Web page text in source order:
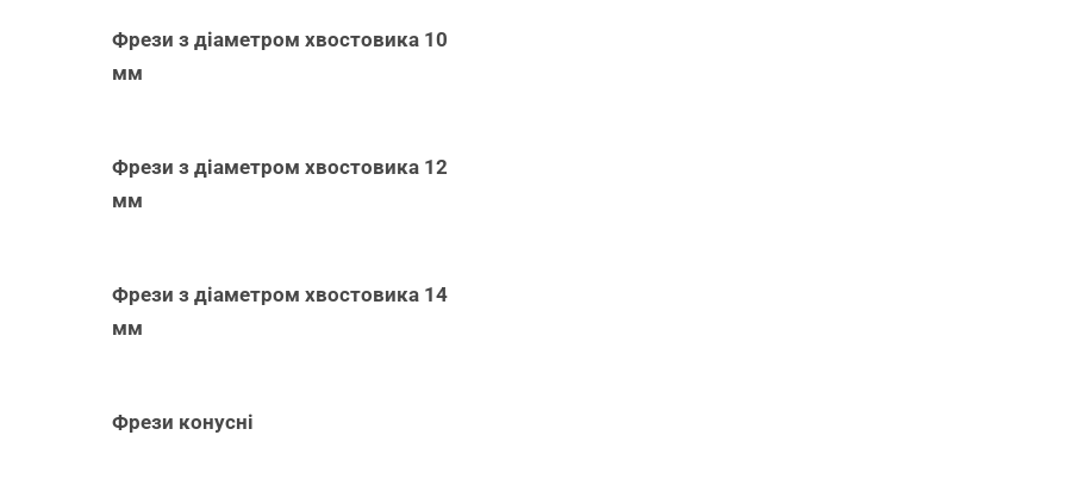
Фрези з діаметром хвостовика 10
мм
Фрези з діаметром хвостовика 12
мм
Фрези з діаметром хвостовика 14
мм
Фрези конусні